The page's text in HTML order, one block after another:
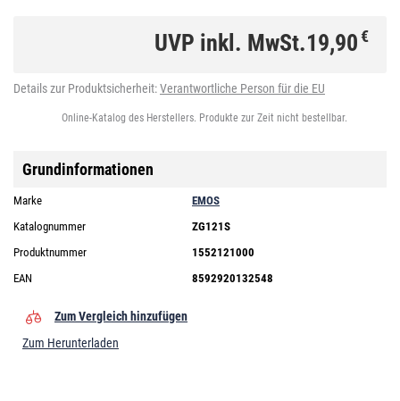
UVP inkl. MwSt.19,90€
Details zur Produktsicherheit:Verantwortliche Person für die EU
Online-Katalog des Herstellers. Produkte zur Zeit nicht bestellbar.
Grundinformationen
Marke
EMOS
Katalognummer
ZG121S
Produktnummer
1552121000
EAN
8592920132548
Zum Vergleich hinzufügen
Zum Herunterladen